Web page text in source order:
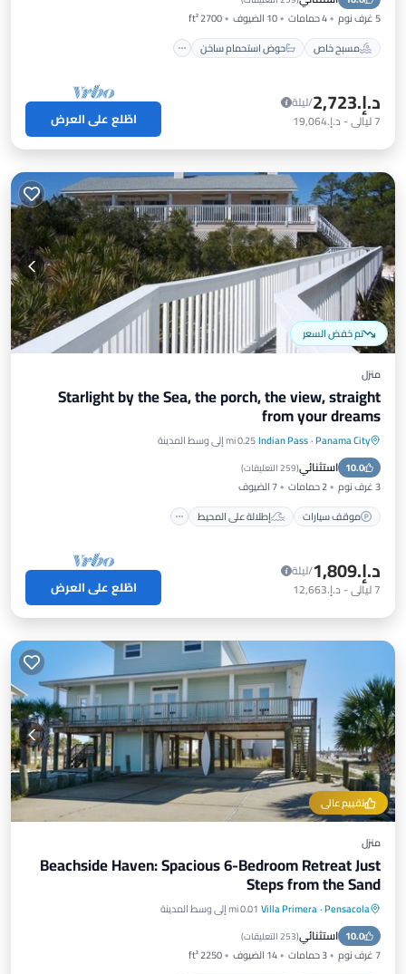
5 غرف نوم 4 حمامات 10 الضيوف
2700 ft²
مسبح خاص
حوض استحمام ساخن
د.إ.‏2,723
/ليلة
7ليالي- د.إ.‏19,064 اطّلع على العرض
تم خفض السعر
منزل
Starlight by the Sea, the porch, the view, straight
from your dreams
Panama City
·
Indian Pass0.25 mi إلى وسط المدينة
10.0 استثنائي(259 التعليقات )
3 غرف نوم 2 حمامات
7 الضيوف
موقف سيارات
إطلالة على المحيط
موقف سيارات
إطلالة على المحيط
شرفة / تراس
د.إ.‏1,809
/ليلة
7ليالي- د.إ.‏12,663 اطّلع على العرض
تقييم عالي
منزل
Beachside Haven: Spacious 6-Bedroom Retreat Just
Steps from the Sand
Pensacola
·
Villa Primera 0.01 mi إلى وسط المدينة
10.0 استثنائي(253 التعليقات )
7 غرف نوم 3 حمامات 14 الضيوف
2250 ft²
موقف سيارات
إطلالة على المحيط
شرفة / تراس